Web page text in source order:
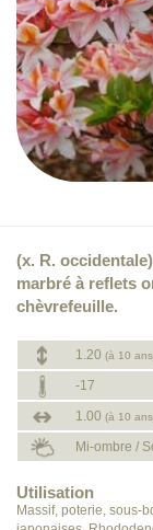
(x. R.
marbré à reflets
chèvrefeuille.
1.20 (à 10
-17
1.00 (à 10
Mi-ombre /
Utilisation
Massif, poterie, sous-